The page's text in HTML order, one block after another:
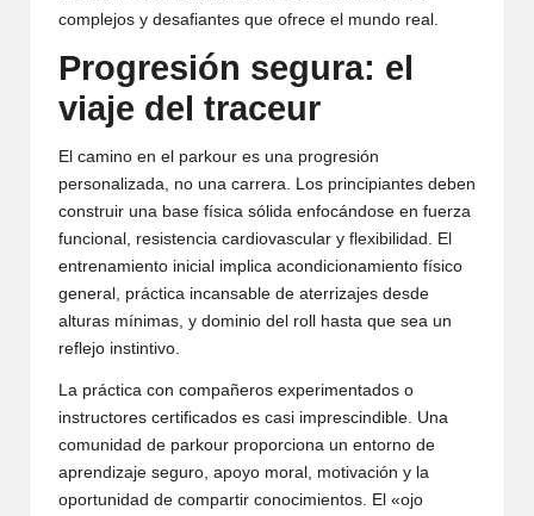
complejos y desafiantes que ofrece el mundo real.
Progresión segura: el
viaje del traceur
El camino en el parkour es una progresión
personalizada, no una carrera. Los principiantes deben
construir una base física sólida enfocándose en fuerza
funcional, resistencia cardiovascular y flexibilidad. El
entrenamiento inicial implica acondicionamiento físico
general, práctica incansable de aterrizajes desde
alturas mínimas, y dominio del roll hasta que sea un
reflejo instintivo.
La práctica con compañeros experimentados o
instructores certificados es casi imprescindible. Una
comunidad de parkour proporciona un entorno de
aprendizaje seguro, apoyo moral, motivación y la
oportunidad de compartir conocimientos. El «ojo